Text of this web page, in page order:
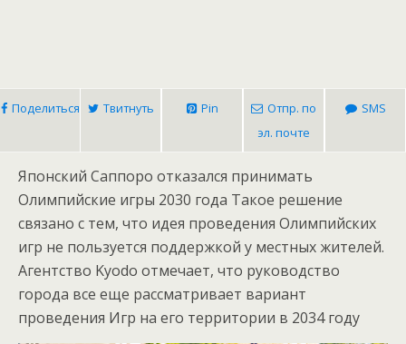
Поделиться Твитнуть Pin
Отпр. по
эл. почте
SMS
Японский Саппоро отказался принимать
Олимпийские игры 2030 года Такое решение
связано с тем, что идея проведения Олимпийских
игр не пользуется поддержкой у местных жителей.
Агентство Kyodo отмечает, что руководство
города все еще рассматривает вариант
проведения Игр на его территории в 2034 году